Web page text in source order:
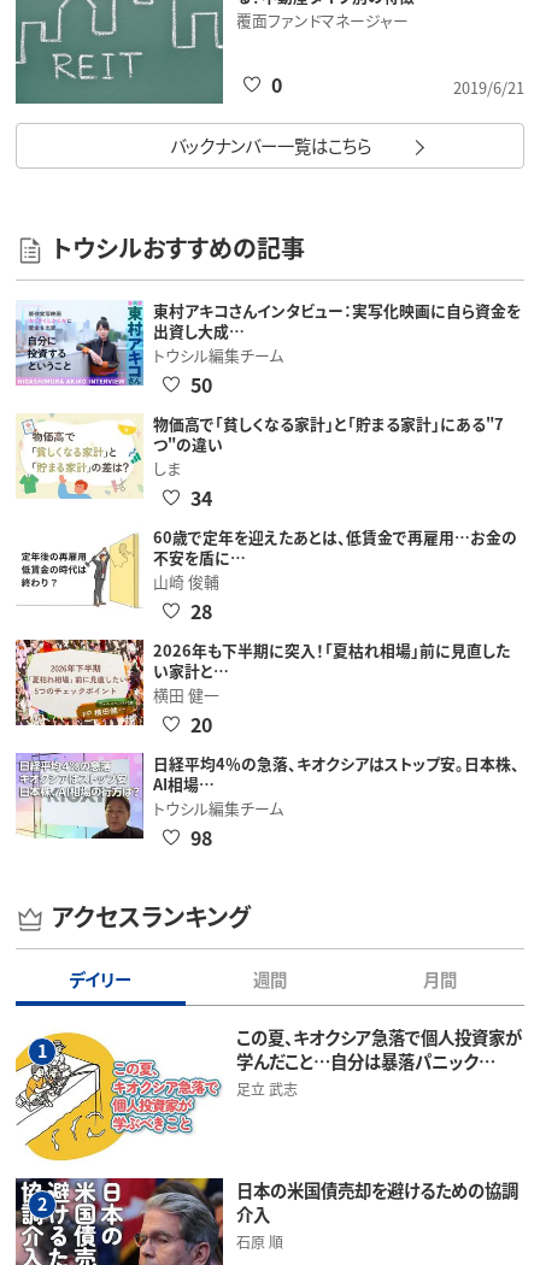
覆面ファンドマネージャー
2019/6/21
0
バックナンバー一覧はこちら
トウシルおすすめの記事
東村アキコさんインタビュー：実写化映画に自ら資金を
出資し大成…
トウシル編集チーム
50
物価高で「貧しくなる家計」と「貯まる家計」にある"7
つ"の違い
しま
34
60歳で定年を迎えたあとは、低賃金で再雇用…お金の
不安を盾に…
山崎 俊輔
28
2026年も下半期に突入！「夏枯れ相場」前に見直した
い家計と…
横田 健一
20
日経平均4％の急落、キオクシアはストップ安。日本株、
AI相場…
トウシル編集チーム
98
アクセスランキング
デイリー 週間 月間
1
この夏、キオクシア急落で個人投資家が
学んだこと…自分は暴落パニック…
足立 武志
2
日本の米国債売却を避けるための協調
介入
石原 順